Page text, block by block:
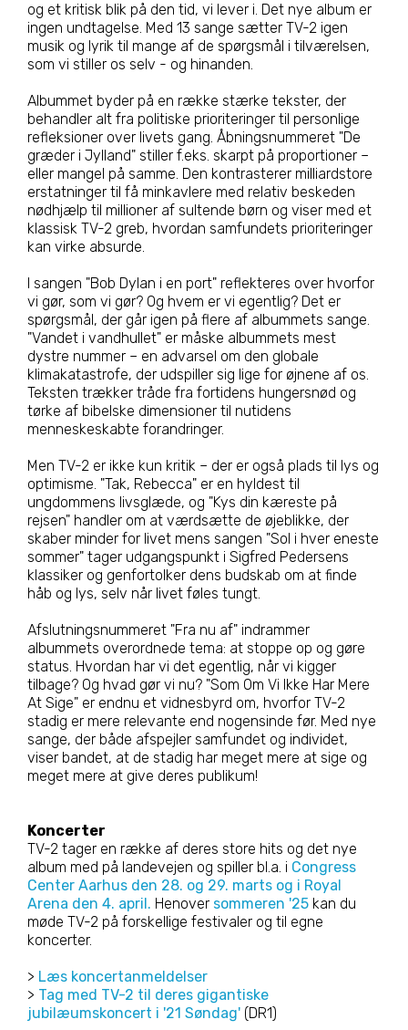
og et kritisk blik på den tid, vi lever i. Det nye album er
ingen undtagelse. Med 13 sange sætter TV-2 igen
musik og lyrik til mange af de spørgsmål i tilværelsen,
som vi stiller os selv - og hinanden.
Albummet byder på en række stærke tekster, der
behandler alt fra politiske prioriteringer til personlige
refleksioner over livets gang. Åbningsnummeret "De
græder i Jylland" stiller f.eks. skarpt på proportioner –
eller mangel på samme. Den kontrasterer milliardstore
erstatninger til få minkavlere med relativ beskeden
nødhjælp til millioner af sultende børn og viser med et
klassisk TV-2 greb, hvordan samfundets prioriteringer
kan virke absurde.
I sangen "Bob Dylan i en port" reflekteres over hvorfor
vi gør, som vi gør? Og hvem er vi egentlig? Det er
spørgsmål, der går igen på flere af albummets sange.
"Vandet i vandhullet" er måske albummets mest
dystre nummer – en advarsel om den globale
klimakatastrofe, der udspiller sig lige for øjnene af os.
Teksten trækker tråde fra fortidens hungersnød og
tørke af bibelske dimensioner til nutidens
menneskeskabte forandringer.
Men TV-2 er ikke kun kritik – der er også plads til lys og
optimisme. "Tak, Rebecca" er en hyldest til
ungdommens livsglæde, og "Kys din kæreste på
rejsen" handler om at værdsætte de øjeblikke, der
skaber minder for livet mens sangen "Sol i hver eneste
sommer" tager udgangspunkt i Sigfred Pedersens
klassiker og genfortolker dens budskab om at finde
håb og lys, selv når livet føles tungt.
Afslutningsnummeret "Fra nu af" indrammer
albummets overordnede tema: at stoppe op og gøre
status. Hvordan har vi det egentlig, når vi kigger
tilbage? Og hvad gør vi nu? "Som Om Vi Ikke Har Mere
At Sige" er endnu et vidnesbyrd om, hvorfor TV-2
stadig er mere relevante end nogensinde før. Med nye
sange, der både afspejler samfundet og individet,
viser bandet, at de stadig har meget mere at sige og
meget mere at give deres publikum!
Koncerter
TV-2 tager en række af deres store hits og det nye
album med på landevejen og spiller bl.a. i Congress
Center Aarhus den 28. og 29. marts og i Royal
Arena den 4. april. Henover sommeren '25 kan du
møde TV-2 på forskellige festivaler og til egne
koncerter.
> Læs koncertanmeldelser
> Tag med TV-2 til deres gigantiske
jubilæumskoncert i '21 Søndag' (DR1)